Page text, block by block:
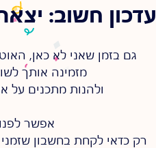
עדכון חשוב:
גם בזמן שאני לא כאן,
מזמינה אותך
ולהנות מתכנים על
אפשר
רק כדאי לקחת בחשבון שזמני